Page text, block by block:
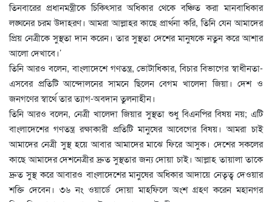
তিনবারের প্রধানমন্ত্রীকে চিকিৎসার অধিকার থেকে বঞ্চিত করা মানবাধিকার
লঙ্ঘনের চরম উদাহরণ। আমরা আল্লাহর কাছে প্রার্থনা করি, তিনি যেন আমাদের
প্রিয় নেত্রীকে সুস্থতা দান করেন। তার সুস্থতা দেশের মানুষকে নতুন করে আশার
আলো দেখাবে।’
তিনি আরও বলেন, বাংলাদেশে গণতন্ত্র, ভোটাধিকার, বিচার বিভাগের স্বাধীনতা-
এসবের প্রতিটি আন্দোলনের সামনে ছিলেন বেগম খালেদা জিয়া। দেশ ও
জনগণের স্বার্থে তার ত্যাগ-অবদান তুলনাহীন।
তিনি আরও বলেন, নেত্রী খালেদা জিয়ার সুস্থতা শুধু বিএনপির বিষয় নয়; এটি
বাংলাদেশের গণতন্ত্র রক্ষাকারী প্রতিটি মানুষের আবেগের বিষয়। আমরা চাই
আমাদের নেত্রী সুস্থ হয়ে আবার আমাদের মাঝে ফিরে আসুক। দেশের সকলের
কাছে আমাদের দেশনেত্রীর দ্রুত সুস্থতার জন্য দোয়া চাই। আল্লাহ তায়ালা তাকে
দ্রুত সুস্থ করে আবারও বাংলাদেশের মানুষের অধিকার আদায়ে নেতৃত্ব দেওয়ার
শক্তি দেবেন। ৩৬ নং ওয়ার্ডে দোয়া মাহফিলে অংশ গ্রহণ করেন মহানগর